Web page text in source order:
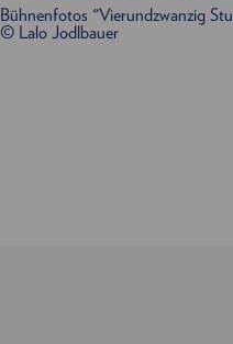
Bühnenfotos "Vierundzwanzig
© Lalo Jodlbauer